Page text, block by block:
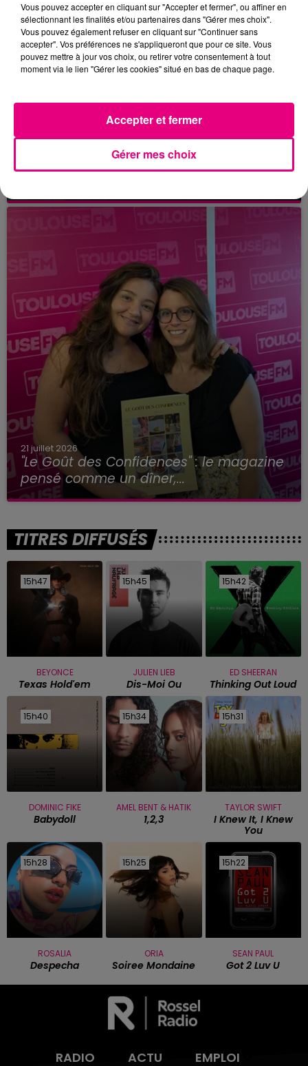
Affaire Jubillar : le procès en appel
21 juillet 2026
"Le Goût des Confidences" : le magazine
pensé comme un dîner,...
TITRES DIFFUSÉS
15h47
15h47
BEYONCE
Texas Hold'em
15h45
15h45
JULIEN LIEB
Dis-Moi Ou
15h42
15h42
ED SHEERAN
Thinking Out Loud
15h40
15h40
DOMINIC FIKE
Babydoll
15h34
15h34
AMEL BENT & HATIK
1,2,3
15h31
15h31
TAYLOR SWIFT
I Knew It, I Knew
You
15h28
15h28
ROSALIA
Despecha
15h25
15h25
ORIA
Soiree Mondaine
15h22
15h22
SEAN PAUL
Got 2 Luv U
RADIO ACTU EMPLOI
Vous pouvez accepter en cliquant sur "Accepter et fermer", ou affiner en
sélectionnant les finalités et/ou partenaires dans "Gérer mes choix".
Vous pouvez également refuser en cliquant sur "Continuer sans
accepter". Vos préférences ne s'appliqueront que pour ce site. Vous
pouvez mettre à jour vos choix, ou retirer votre consentement à tout
moment via le lien "Gérer les cookies" situé en bas de chaque page.
Gérer mes choix
Accepter et fermer